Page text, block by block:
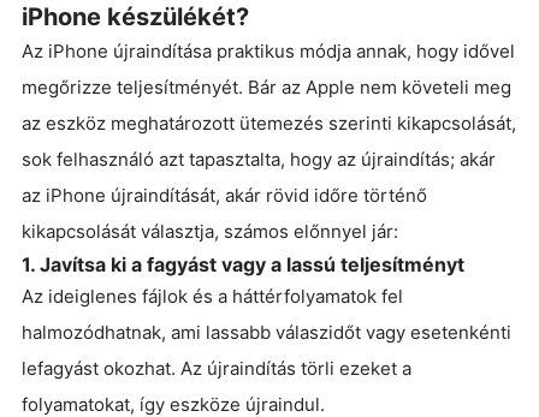
iPhone készülékét?
Az iPhone újraindítása praktikus módja annak, hogy idővel
megőrizze teljesítményét. Bár az Apple nem követeli meg
az eszköz meghatározott ütemezés szerinti kikapcsolását,
sok felhasználó azt tapasztalta, hogy az újraindítás; akár
az iPhone újraindítását, akár rövid időre történő
kikapcsolását választja, számos előnnyel jár:
1. Javítsa ki a fagyást vagy a lassú teljesítményt
Az ideiglenes fájlok és a háttérfolyamatok fel
halmozódhatnak, ami lassabb válaszidőt vagy esetenkénti
lefagyást okozhat. Az újraindítás törli ezeket a
folyamatokat, így eszköze újraindul.